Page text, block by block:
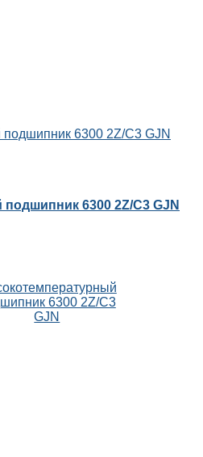
6300 2Z/C3 GJN